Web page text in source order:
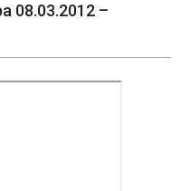
08.03.2012 –